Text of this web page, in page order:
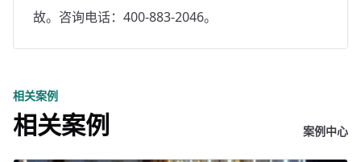
故。咨询电话：400-883-2046。
相关案例
相关案例 案例中心